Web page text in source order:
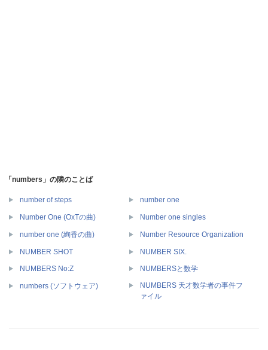
「numbers」の隣のことば
number of steps number one
Number One (OxTの曲) Number one singles
number one (絢香の曲) Number Resource Organization
NUMBER SHOT NUMBER SIX.
NUMBERS No:Z NUMBERSと数学
numbers (ソフトウェア)
NUMBERS 天才数学者の事件フ
ァイル